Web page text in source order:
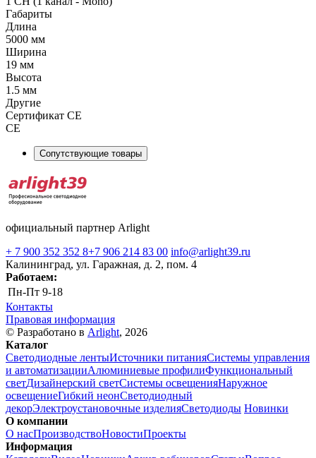
Габариты
Длина
5000 мм
Ширина
19 мм
Высота
1.5 мм
Другие
Сертификат CE
CE
Сопутствующие товары
официальный партнер Arlight
+ 7 900 352 352 8+7 906 214 83 00 info@arlight39.ru
Калининград, ул. Гаражная, д. 2, пом. 4
Работаем:
Пн-Пт 9-18
Контакты
Правовая информация
© Разработано в Arlight, 2026
Каталог
Светодиодные лентыИсточники питанияСистемы управления
и автоматизацииАлюминиевые профилиФункциональный
светДизайнерский светСистемы освещенияНаружное
освещениеГибкий неонСветодиодный
декорЭлектроустановочные изделияСветодиоды Новинки
О компании
О насПроизводствоНовостиПроекты
Информация